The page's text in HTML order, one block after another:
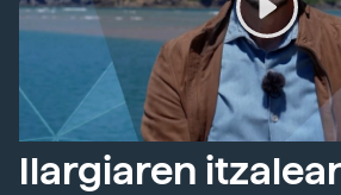
Ilargiaren